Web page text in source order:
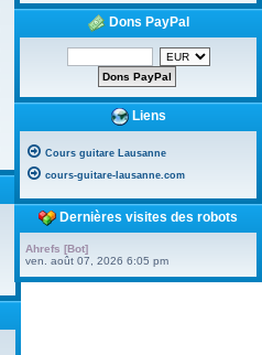
Dons PayPal
Liens
Cours guitare Lausanne
cours-guitare-lausanne.com
Dernières visites des robots
Ahrefs [Bot]
ven. août 07, 2026 6:05 pm